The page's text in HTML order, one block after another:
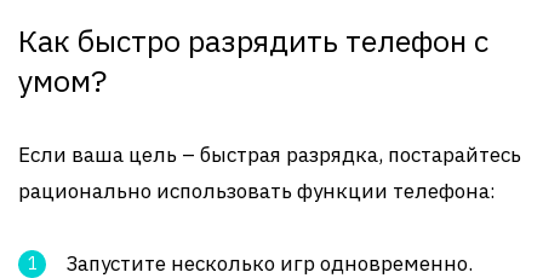
Как быстро разрядить телефон с
умом?
Если ваша цель – быстрая разрядка, постарайтесь
рационально использовать функции телефона:
Запустите несколько игр одновременно.